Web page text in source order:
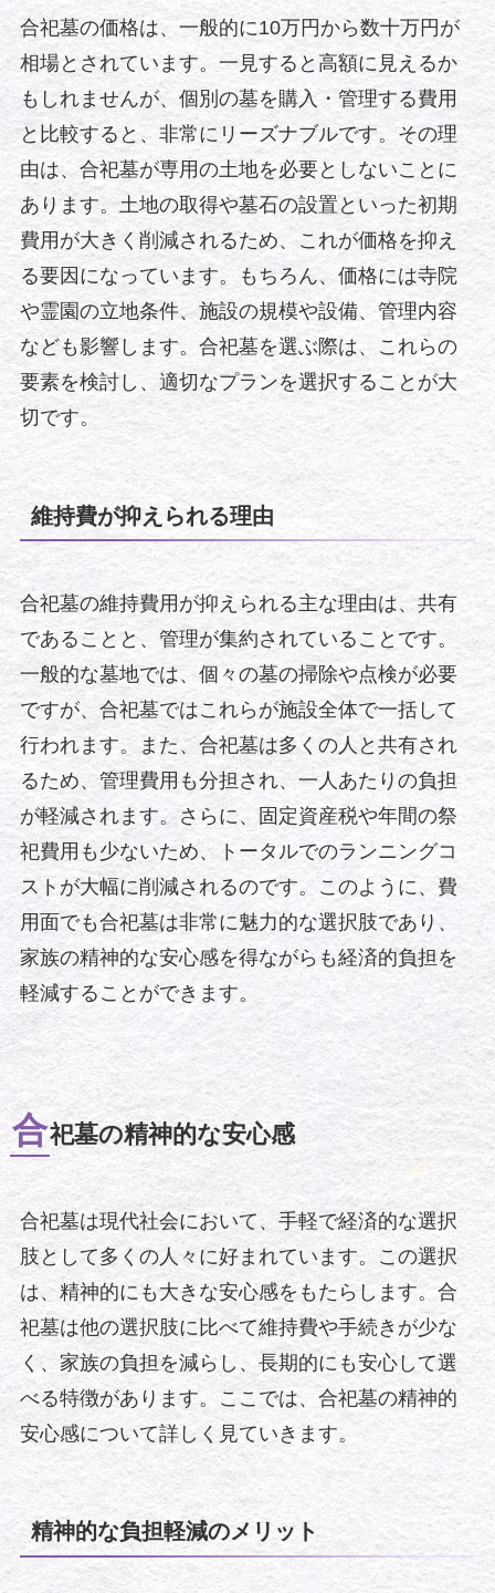
合祀墓の価格は、一般的に10万円から数十万円が
相場とされています。一見すると高額に見えるか
もしれませんが、個別の墓を購入・管理する費用
と比較すると、非常にリーズナブルです。その理
由は、合祀墓が専用の土地を必要としないことに
あります。土地の取得や墓石の設置といった初期
費用が大きく削減されるため、これが価格を抑え
る要因になっています。もちろん、価格には寺院
や霊園の立地条件、施設の規模や設備、管理内容
なども影響します。合祀墓を選ぶ際は、これらの
要素を検討し、適切なプランを選択することが大
切です。
維持費が抑えられる理由
合祀墓の維持費用が抑えられる主な理由は、共有
であることと、管理が集約されていることです。
一般的な墓地では、個々の墓の掃除や点検が必要
ですが、合祀墓ではこれらが施設全体で一括して
行われます。また、合祀墓は多くの人と共有され
るため、管理費用も分担され、一人あたりの負担
が軽減されます。さらに、固定資産税や年間の祭
祀費用も少ないため、トータルでのランニングコ
ストが大幅に削減されるのです。このように、費
用面でも合祀墓は非常に魅力的な選択肢であり、
家族の精神的な安心感を得ながらも経済的負担を
軽減することができます。
合祀墓の精神的な安心感
合祀墓は現代社会において、手軽で経済的な選択
肢として多くの人々に好まれています。この選択
は、精神的にも大きな安心感をもたらします。合
祀墓は他の選択肢に比べて維持費や手続きが少な
く、家族の負担を減らし、長期的にも安心して選
べる特徴があります。ここでは、合祀墓の精神的
安心感について詳しく見ていきます。
精神的な負担軽減のメリット